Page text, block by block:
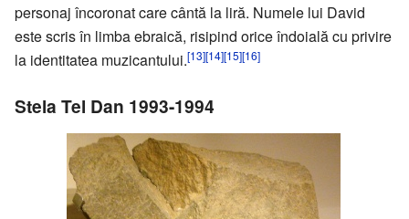
personaj încoronat care cântă la liră. Numele lui David
este scris în limba ebraică, risipind orice îndoială cu privire
la identitatea muzicantului.[13][14][15][16]
Stela Tel Dan 1993-1994